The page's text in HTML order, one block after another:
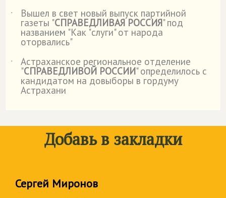
˙
Вышел в свет новый выпуск партийной
газеты "СПРАВЕДЛИВАЯ РОССИЯ" под
названием "Как "слуги" от народа
оторвались"
˙
Астраханское региональное отделение
"СПРАВЕДЛИВОЙ РОССИИ" определилось с
кандидатом на довыборы в гордуму
Астрахани
Добавь в закладки
Сергей Миронов